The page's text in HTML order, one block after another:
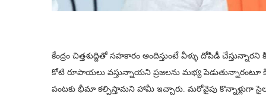
కేంద్రం చిత్తశుద్దితో సహకారం అందిస్తుంటే వీళ్ళు దోపిడీ చేస్తున్నారని
కోటి రూపాయలు వస్తున్నాయని ప్రజలను మభ్య పెడుతున్నారంటూ
పంటకు భీమా కల్పిస్తామని హామీ ఇచ్చారు. మరోవైపు కొన్నాళ్లుగా